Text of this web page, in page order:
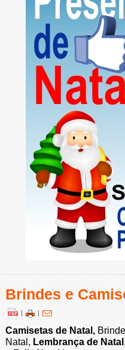
Brindes e
| |
Camisetas de Natal,
Natal, Lembrança de Natal